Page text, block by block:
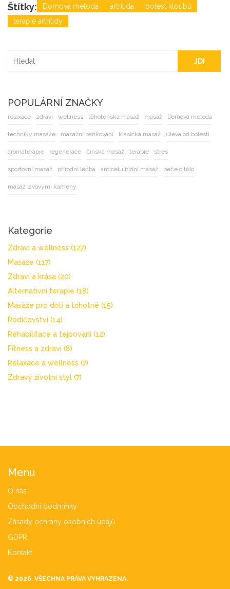
Štítky: Dornova metoda artritida
bolest kloubů
terapie artritidy
JDI
POPULÁRNÍ ZNAČKY
relaxace zdraví wellness těhotenská masáž masáž Dornova metoda
techniky masáže masážní baňkování klasická masáž úleva od bolesti
aromaterapie regenerace čínská masáž terapie stres
sportovní masáž přírodní léčba anticelulitidní masáž péče o tělo
masáž lávovými kameny
Kategorie
Zdraví a wellness (127)
Masáže (117)
Zdraví a krása (20)
Alternativní terapie (18)
Masáže pro děti a těhotné (15)
Rodičovství (14)
Rehabilitace a tejpování (12)
Fitness a zdraví (8)
Relaxace a wellness (7)
Zdravý životní styl (7)
Menu
O nás
Obchodní podmínky
Zásady ochrany osobních údajů
GDPR
Kontakt
© 2026. VŠECHNA PRÁVA VYHRAZENA.